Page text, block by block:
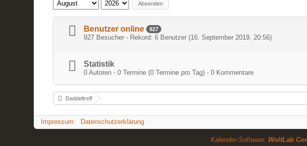
Absenden
Benutzer online 927
927 Besucher - Rekord: 6 Benutzer (16. September 2019, 20:56)
Statistik
0 Autoren - 0 Termine (0 Termine pro Tag) - 0 Kommentare
Daddeltreff
Impressum Datenschutzerklärung
Kalender-Software: WoltLab